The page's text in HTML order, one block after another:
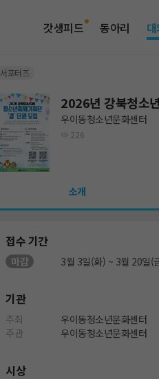
갓생피드 동아리
서포터즈
2026년 강북청소
우이동청소년문화센터
226
소개
접수 기간
마감 3월 3일(화) ~ 3월 20일(
기관
주최
우이동청소년문화센터
주관
우이동청소년문화센터
시상